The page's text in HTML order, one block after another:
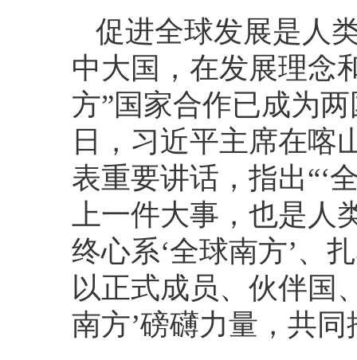
促进全球发展是人
中大国，在发展理念
方”国家合作已成为
日，习近平主席在喀
表重要讲话，指出“‘
上一件大事，也是人
终心系‘全球南方’、
以正式成员、伙伴国
南方’磅礴力量，共